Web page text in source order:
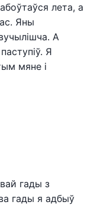
лета, а
Яны
А
Я
мяне і
гады з
гады я адбыў